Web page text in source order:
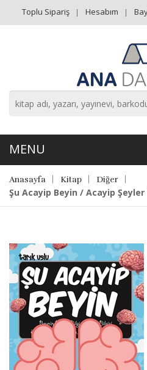
Toplu Sipariş Hesabım
Anasayfa Kitap Diğer
Şu Acayip Beyin / Acayip Şeyler